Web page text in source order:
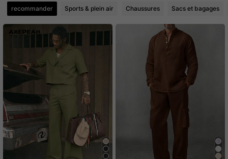
4.70
recommander Sports & plein air Chaussures Sacs et bagages